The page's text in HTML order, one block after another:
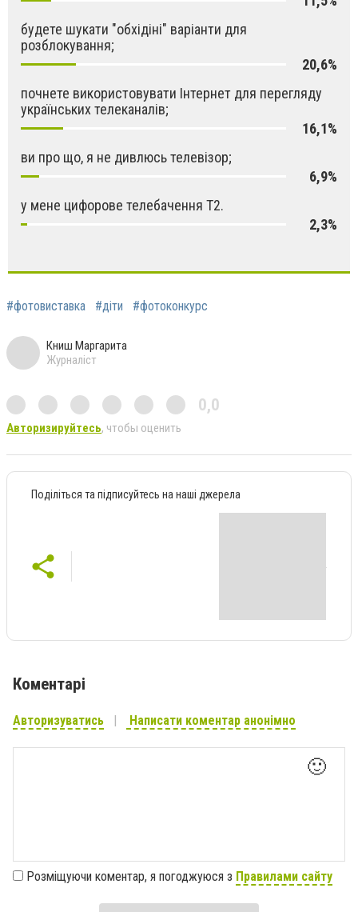
будете шукати "обхідіні" варіанти для
розблокування;
20,6%
почнете використовувати Інтернет для перегляду
українських телеканалів;
16,1%
ви про що, я не дивлюсь телевізор;
6,9%
у мене цифорове телебачення Т2.
2,3%
#фотовиставка #діти #фотоконкурс
Книш Маргарита
Журналіст
0,0
Авторизируйтесь, чтобы оценить
Поділіться та підписуйтесь на наші джерела
Коментарі
Авторизуватись Написати коментар анонімно
🙂
Розміщуючи коментар, я погоджуюся з Правилами сайту